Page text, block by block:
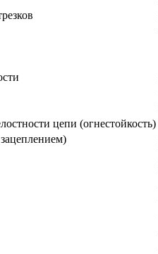
цепи (огнестойкость)